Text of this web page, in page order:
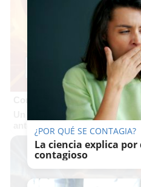
Corepunk MMORPG
Un verdadero MMORPG de la
antes, pero mejor!
¿POR QUÉ SE CONTAGIA?
La ciencia explica por
contagioso